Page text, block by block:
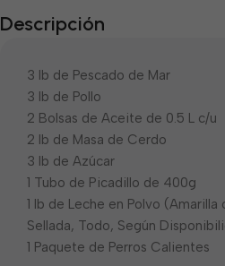
Descripción
3 lb de Pescado de Mar
3 lb de Pollo
2 Bolsas de Aceite de 0.5 L c/u
2 lb de Masa de Cerdo
3 lb de Azúcar
1 Tubo de Picadillo de 400g
1 lb de Leche en Polvo (Amarilla
Sellada, Todo, Según
1 Paquete de Perros Calientes